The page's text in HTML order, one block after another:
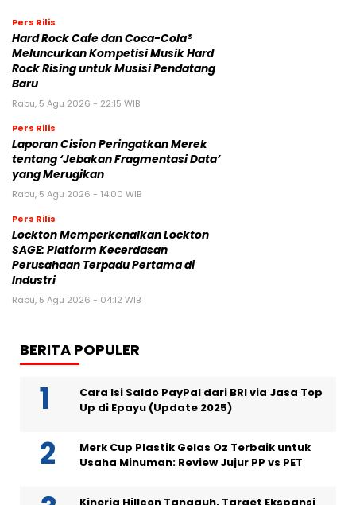
Pers Rilis
Hard Rock Cafe dan Coca-Cola®
Meluncurkan Kompetisi Musik Hard
Rock Rising untuk Musisi Pendatang
Baru
Rabu, 5 Agu 2026 - 22:15 WIB
Pers Rilis
Laporan Cision Peringatkan Merek
tentang ‘Jebakan Fragmentasi Data’
yang Merugikan
Rabu, 5 Agu 2026 - 14:00 WIB
Pers Rilis
Lockton Memperkenalkan Lockton
SAGE: Platform Kecerdasan
Perusahaan Terpadu Pertama di
Industri
Rabu, 5 Agu 2026 - 04:12 WIB
BERITA POPULER
Cara Isi Saldo PayPal dari BRI via Jasa Top
Up di Epayu (Update 2025)
Merk Cup Plastik Gelas Oz Terbaik untuk
Usaha Minuman: Review Jujur PP vs PET